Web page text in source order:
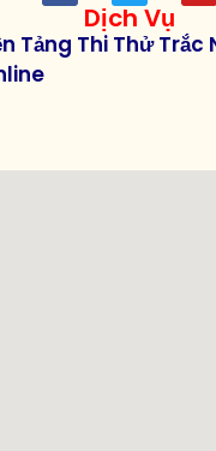
Dịch Vụ
Tảng Thi Thử Trắc